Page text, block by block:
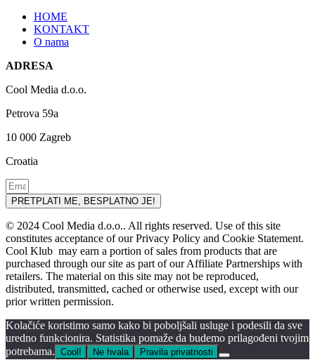
HOME
KONTAKT
O nama
ADRESA
Cool Media d.o.o.
Petrova 59a
10 000 Zagreb
Croatia
PRETPLATI ME, BESPLATNO JE!
© 2024 Cool Media d.o.o.. All rights reserved. Use of this site
constitutes acceptance of our Privacy Policy and Cookie Statement.
Cool Klub may earn a portion of sales from products that are
purchased through our site as part of our Affiliate Partnerships with
retailers. The material on this site may not be reproduced,
distributed, transmitted, cached or otherwise used, except with our
prior written permission.
Kolačiće koristimo samo kako bi poboljšali usluge i podesili da sve
uredno funkcionira. Statistika pomaže da budemo prilagođeni tvojim
potrebama. Cool! Ne hvala Pravila privatnosti